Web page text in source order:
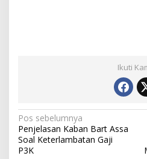
Ikuti
N
a
v
Pos sebelumnya
Penjelasan Kaban Bart Assa
Soal Keterlambatan Gaji
P3K